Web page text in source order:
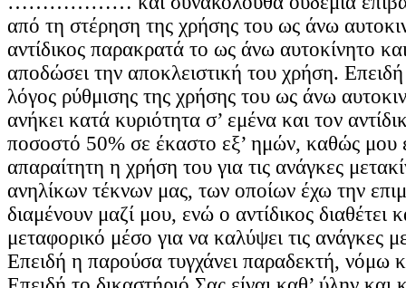
από τη στέρηση της χρήσης του ως άνω
αντίδικος παρακρατά το ως άνω αυτοκίνητο
αποδώσει την αποκλειστική του χρήση. Επειδή
λόγος ρύθμισης της χρήσης του ως άνω
ανήκει κατά κυριότητα σ’ εμένα και τον
ποσοστό 50% σε έκαστο εξ’ ημών, καθώς μου
απαραίτητη η χρήση του για τις ανάγκες
ανηλίκων τέκνων μας, των οποίων έχω την
διαμένουν μαζί μου, ενώ ο αντίδικος διαθέτει
μεταφορικό μέσο για να καλύψει τις ανάγκες
Επειδή η παρούσα τυγχάνει παραδεκτή, νόμω